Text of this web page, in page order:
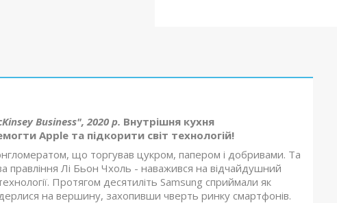
Business", 2020 р. Внутрішня кухня
Apple та підкорити світ технологій!
що торгував цукром, папером і добривами. Та
правління Лі Бьон Чхоль - наважився на відчайдушний
Протягом десятиліть Samsung сприймали як
на вершину, захопивши чверть ринку смартфонів.